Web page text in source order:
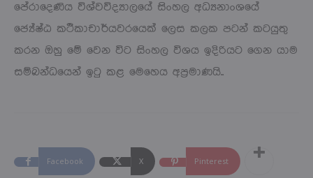
පේරාදෙණිය විශ්වවිද්‍යාලයේ සිංහල අධ්‍යනාංශයේ
ජ්‍යේෂ්ඨ කථිකාචාර්යවරයෙක් ලෙස කලක පටන් කටයුතු
කරන ඔහු මේ වෙන විට සිංහල විශය ඉදිරියට ගෙන යාම
සම්බන්ධයෙන් ඉටු කළ මෙහෙය අප්‍රමාණයි..
Facebook X Pinterest